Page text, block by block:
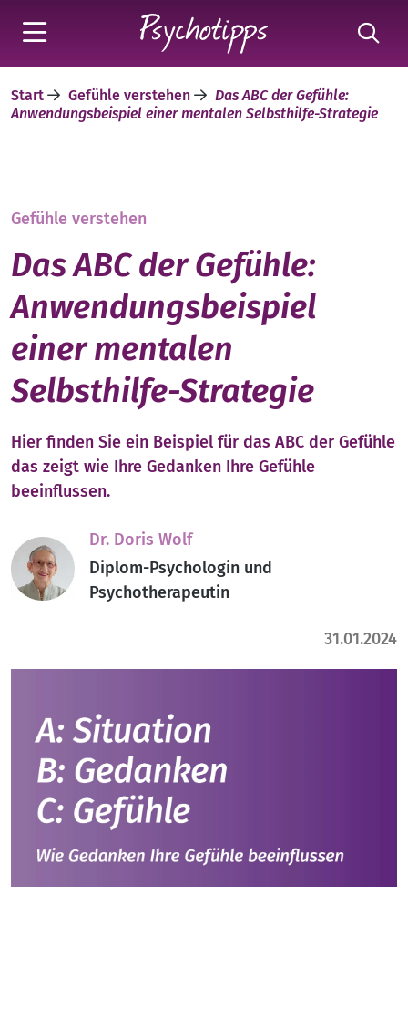
Start Gefühle verstehen
Das ABC der Gefühle:
Anwendungsbeispiel einer mentalen Selbsthilfe-Strategie
Gefühle verstehen
Das ABC der Gefühle:
Anwendungsbeispiel
einer mentalen
Selbsthilfe-Strategie
Hier finden Sie ein Beispiel für das ABC der Gefühle
das zeigt wie Ihre Gedanken Ihre Gefühle
beeinflussen.
Dr. Doris Wolf
Diplom-Psychologin und
Psychotherapeutin
31.01.2024